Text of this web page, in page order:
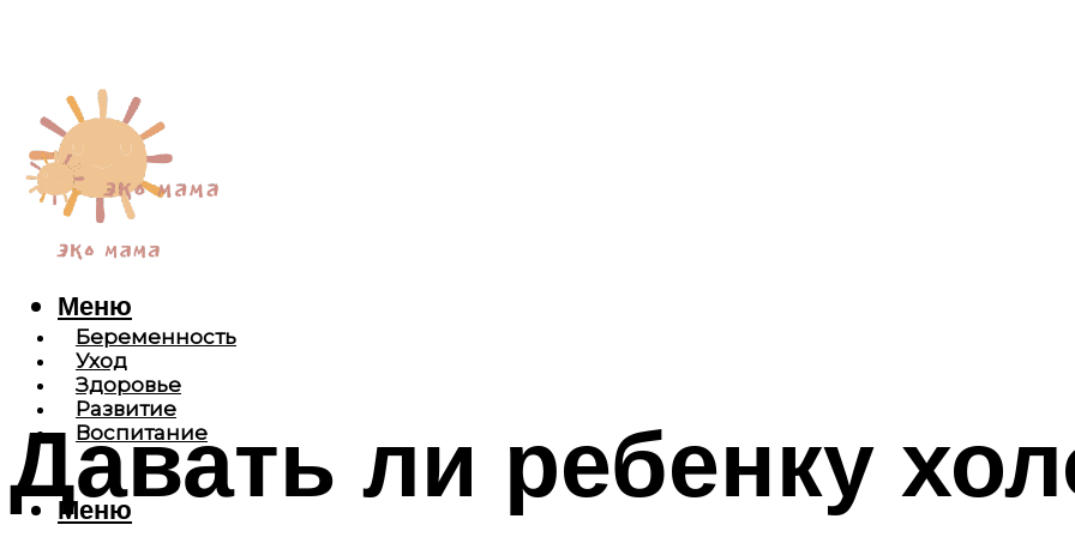
Беременность
Уход
Здоровье
Развитие
Воспитание
Меню
Меню
Давать ли ребенку